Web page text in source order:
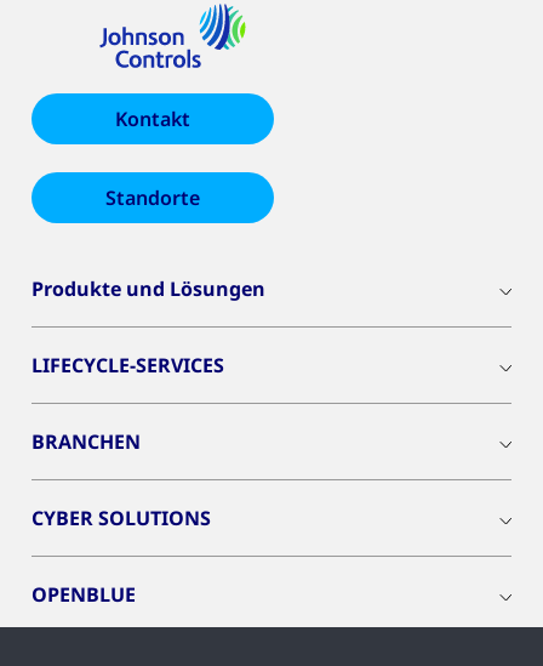
Kontakt
Standorte
Produkte und Lösungen
LIFECYCLE-SERVICES
BRANCHEN
CYBER SOLUTIONS
OPENBLUE